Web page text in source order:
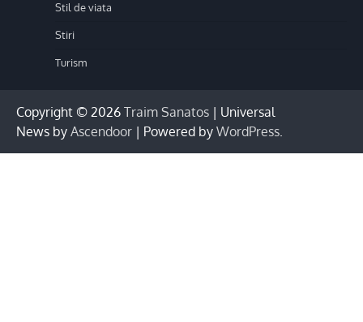
Stil de viata
Stiri
Turism
Copyright © 2026 Traim Sanatos | Universal
News by Ascendoor | Powered by WordPress.